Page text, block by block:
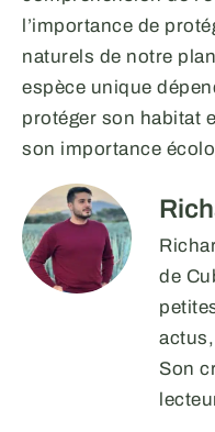
l’importance de
naturels de notre
espèce unique
protéger son habitat
son importance
de
Son